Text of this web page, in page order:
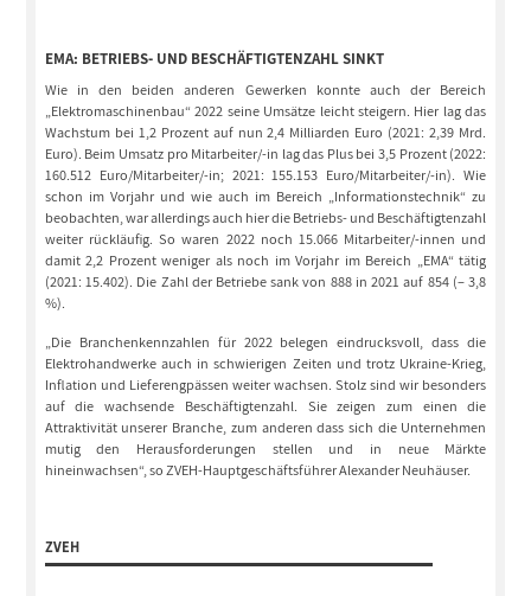
EMA: BETRIEBS- UND BESCHÄFTIGTENZAHL SINKT
Wie in den beiden anderen Gewerken konnte auch der Bereich
„Elektromaschinenbau“ 2022 seine Umsätze leicht steigern. Hier lag das
Wachstum bei 1,2 Prozent auf nun 2,4 Milliarden Euro (2021: 2,39 Mrd.
Euro). Beim Umsatz pro Mitarbeiter/-in lag das Plus bei 3,5 Prozent (2022:
160.512 Euro/Mitarbeiter/-in; 2021: 155.153 Euro/Mitarbeiter/-in). Wie
schon im Vorjahr und wie auch im Bereich „Informationstechnik“ zu
beobachten, war allerdings auch hier die Betriebs- und Beschäftigtenzahl
weiter rückläufig. So waren 2022 noch 15.066 Mitarbeiter/-innen und
damit 2,2 Prozent weniger als noch im Vorjahr im Bereich „EMA“ tätig
(2021: 15.402). Die Zahl der Betriebe sank von 888 in 2021 auf 854 (– 3,8
%).
„Die Branchenkennzahlen für 2022 belegen eindrucksvoll, dass die
Elektrohandwerke auch in schwierigen Zeiten und trotz Ukraine-Krieg,
Inflation und Lieferengpässen weiter wachsen. Stolz sind wir besonders
auf die wachsende Beschäftigtenzahl. Sie zeigen zum einen die
Attraktivität unserer Branche, zum anderen dass sich die Unternehmen
mutig den Herausforderungen stellen und in neue Märkte
hineinwachsen“, so ZVEH-Hauptgeschäftsführer Alexander Neuhäuser.
ZVEH